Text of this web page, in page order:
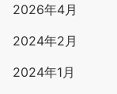
2026年4月
2024年2月
2024年1月